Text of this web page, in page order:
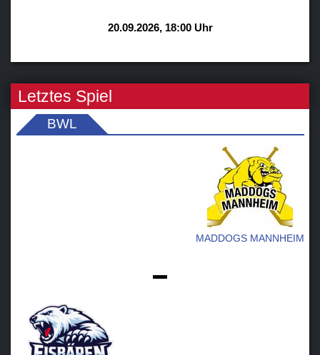
20.09.2026, 18:00 Uhr
Letztes Spiel
BWL
MADDOGS MANNHEIM